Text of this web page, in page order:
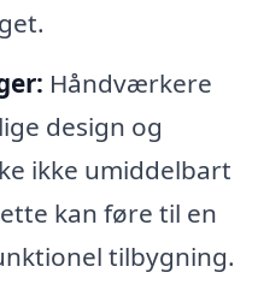
Håndværkere
design og
ikke umiddelbart
kan føre til en
tilbygning.